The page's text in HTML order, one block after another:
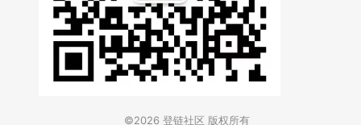
©2026 登链社区 版权所有